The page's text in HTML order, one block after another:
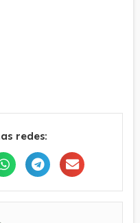
redes: